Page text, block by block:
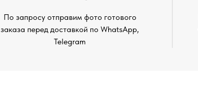
По запросу отправим фото готового
заказа перед доставкой по WhatsApp,
Telegram